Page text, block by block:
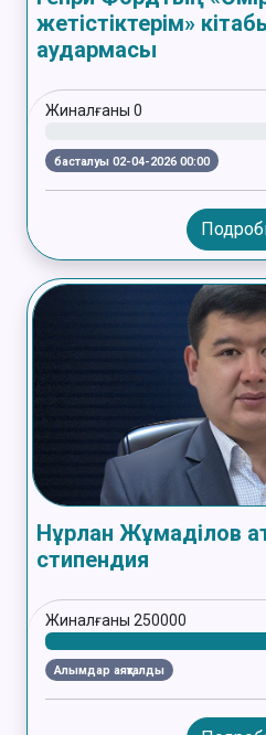
жетістіктерім»
аудармасы
Жиналғаны 0
басталуы 02-04-2026 00:00
Нұрлан Жұмаділов
стипендия
Жиналғаны 250000
Алымдар аяқталды